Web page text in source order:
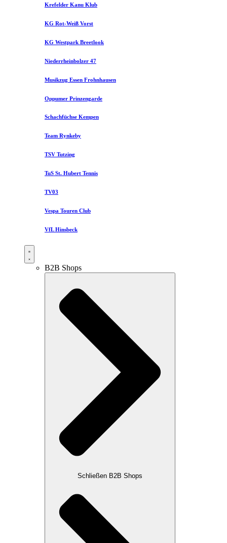
Krefelder Kanu Klub
KG Rot-Weiß Vorst
KG Westpark Breetlook
Niederrheinbolzer 47
Musikzug Essen Frohnhausen
Oppumer Prinzengarde
Schachfüchse Kempen
Team Rynkeby
TSV Tutzing
TuS St. Hubert Tennis
TV03
Vespa Touren Club
VfL Hinsbeck
B2B Shops
Schließen B2B Shops